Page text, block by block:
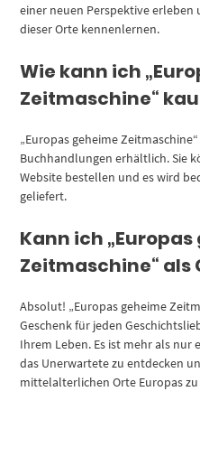
einer neuen Perspektive
dieser Orte kennenlernen.
Wie kann ich
Zeitmaschine“
„Europas geheime
Buchhandlungen erhältlich. Sie
Website bestellen und es wird
geliefert.
Kann ich
Zeitmaschine“ als
Absolut! „Europas geheime
Geschenk für jeden
Ihrem Leben. Es ist mehr als nur
das Unerwartete zu entdecken
mittelalterlichen Orte Europas